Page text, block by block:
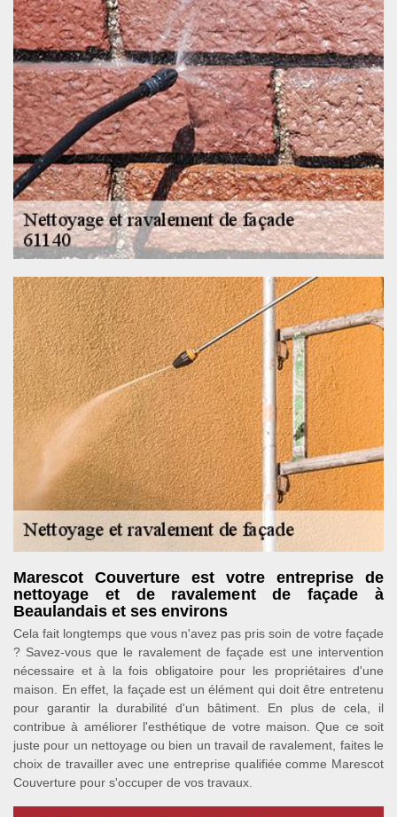
Marescot Couverture est votre entreprise de
nettoyage et de ravalement de façade à
Beaulandais et ses environs
Cela fait longtemps que vous n'avez pas pris soin de votre façade
? Savez-vous que le ravalement de façade est une intervention
nécessaire et à la fois obligatoire pour les propriétaires d'une
maison. En effet, la façade est un élément qui doit être entretenu
pour garantir la durabilité d'un bâtiment. En plus de cela, il
contribue à améliorer l'esthétique de votre maison. Que ce soit
juste pour un nettoyage ou bien un travail de ravalement, faites le
choix de travailler avec une entreprise qualifiée comme Marescot
Couverture pour s'occuper de vos travaux.